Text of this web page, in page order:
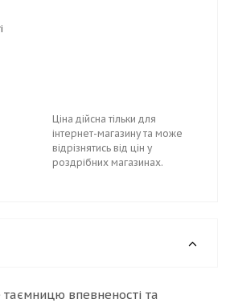
Ціна дійсна тільки для
інтернет-магазину та може
відрізнятись від цін у
роздрібних магазинах.
впевненості та